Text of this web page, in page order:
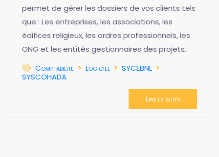
permet de gérer les dossiers de vos clients tels
que : Les entreprises, les associations, les
édifices religieux, les ordres professionnels, les
ONG et les entités gestionnaires des projets.
Comptabilité
Logiciel
SYCEBNL
SYSCOHADA
Lire la suite